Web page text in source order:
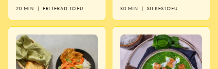
20 MIN FRITERAD TOFU 30 MIN SILKESTOFU